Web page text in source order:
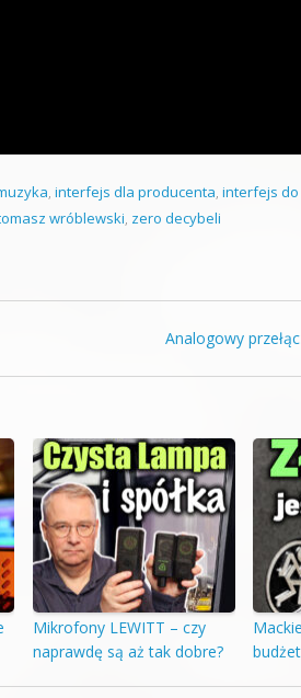
, interfejs dla producenta, interfejs
wróblewski, zero decybeli
Analogowy
Mikrofony LEWITT – czy
naprawdę są aż tak dobre?